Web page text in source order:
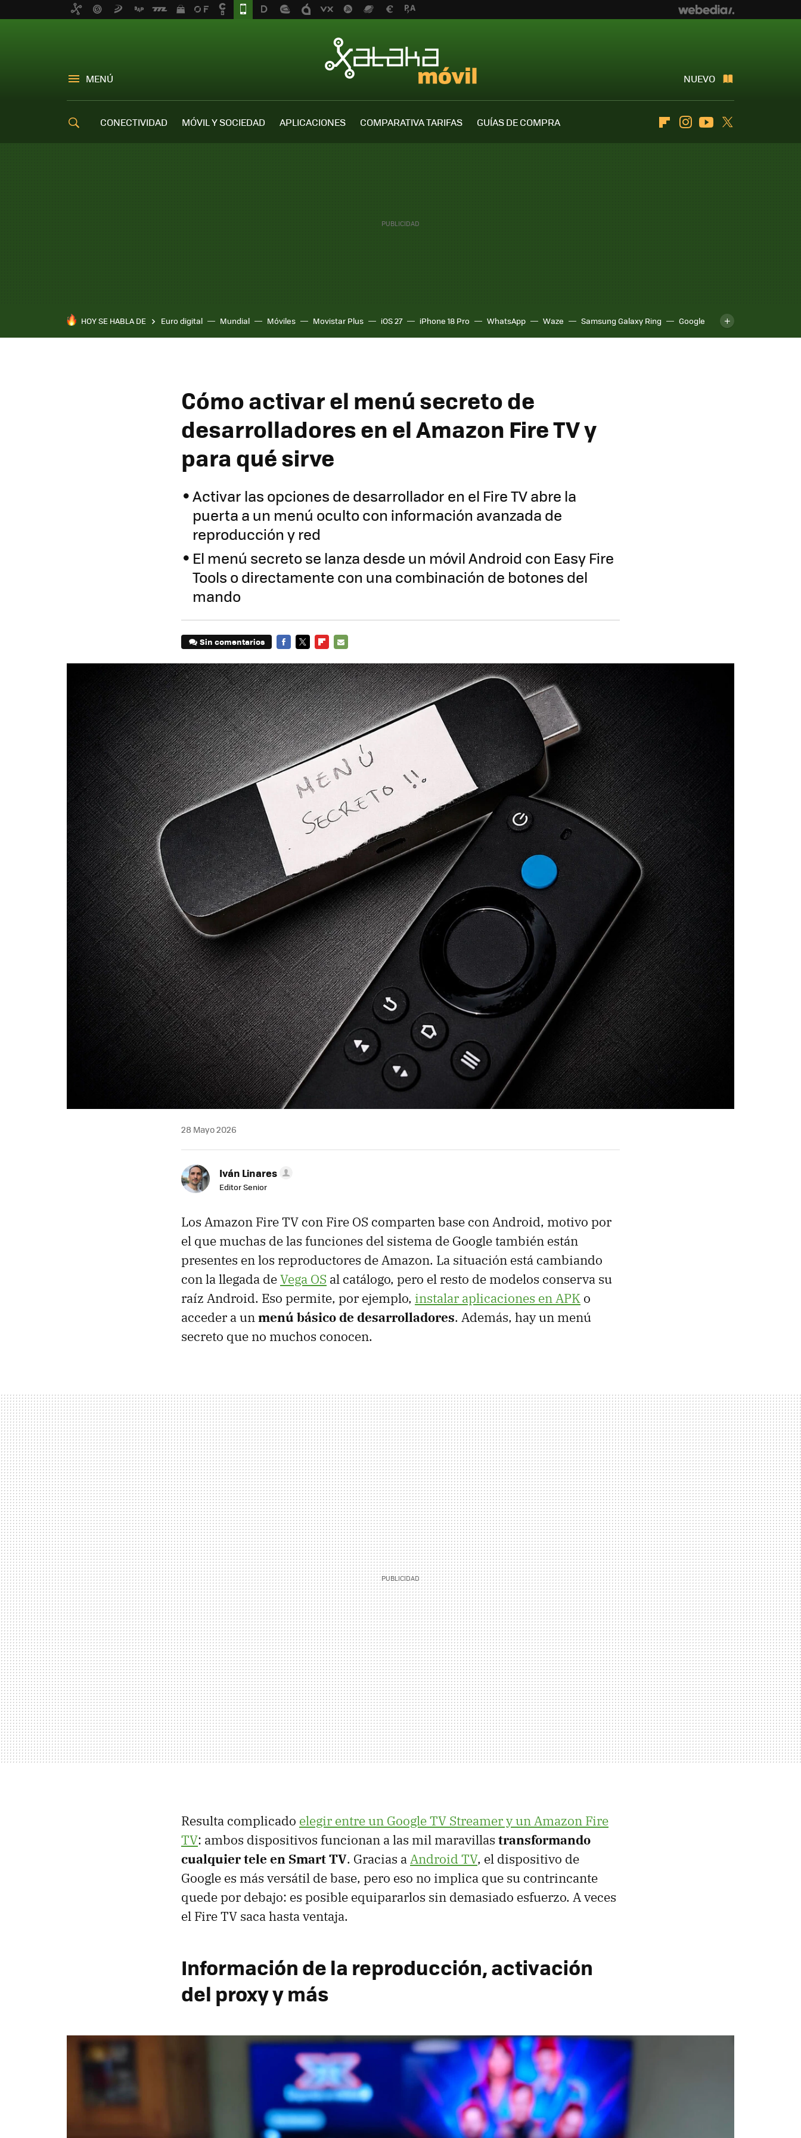
MENÚ NUEVO
CONECTIVIDAD MÓVIL Y SOCIEDAD APLICACIONES COMPARATIVA TARIFAS
GUÍAS DE COMPRA
FlipboardInstagramYoutube
HOY SE HABLA DE Euro digital Mundial Móviles Movistar Plus iOS 27 iPhone 18 Pro WhatsApp Waze Samsung Galaxy Ring
Google
Pixel 10a
Cómo activar el menú secreto de
desarrolladores en el Amazon Fire TV y
para qué sirve
Activar las opciones de desarrollador en el Fire TV abre la
puerta a un menú oculto con información avanzada de
reproducción y red
El menú secreto se lanza desde un móvil Android con Easy Fire
Tools o directamente con una combinación de botones del
mando
Sin comentarios
MAIL
28 Mayo 2026
Iván Linares
Editor Senior
Los Amazon Fire TV con Fire OS comparten base con Android, motivo por
el que muchas de las funciones del sistema de Google también están
presentes en los reproductores de Amazon. La situación está cambiando
con la llegada deVega OS al catálogo, pero el resto de modelos conserva su
raíz Android. Eso permite, por ejemplo, instalar aplicaciones en APK o
acceder a unmenú básico de desarrolladores. Además, hay un menú
secreto que no muchos conocen.
Resulta complicado elegir entre un Google TV Streamer y un Amazon Fire
TV: ambos dispositivos funcionan a las mil maravillas transformando
cualquier tele en Smart TV. Gracias aAndroid TV, el dispositivo de
Google es más versátil de base, pero eso no implica que su contrincante
quede por debajo: es posible equipararlos sin demasiado esfuerzo. A veces
el Fire TV saca hasta ventaja.
Información de la reproducción, activación
del proxy y más